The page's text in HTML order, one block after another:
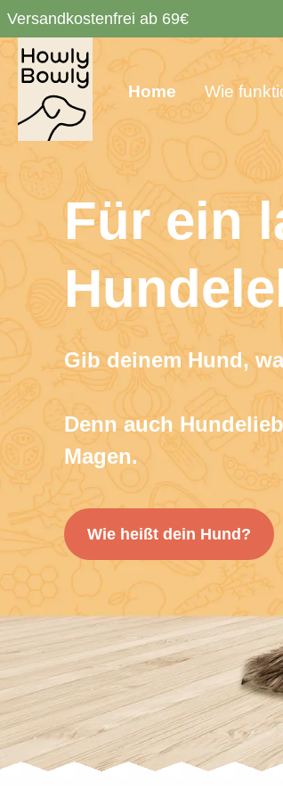
springen Zur Hauptnavigation springen
Versandkostenfrei ab 69€
Home Wie
Für ein
Gib deinem Hund,
Denn auch
Magen.
Wie heißt dein Hund?